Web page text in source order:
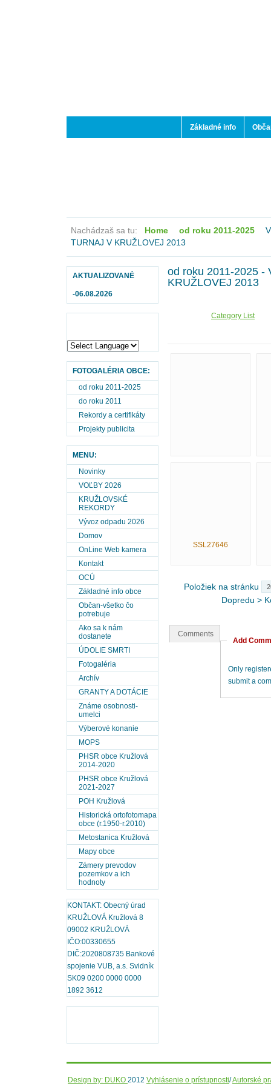
Základné info
Nachádzaš sa tu: Home od roku 2011-2025
TURNAJ V KRUŽLOVEJ 2013
AKTUALIZOVANÉ
-06.08.2026
FOTOGALÉRIA OBCE:
od roku 2011-2025
do roku 2011
Rekordy a certifikáty
Projekty publicita
MENU:
Novinky
VOĽBY 2026
KRUŽLOVSKÉ
REKORDY
Vývoz odpadu 2026
Domov
OnLine Web kamera
Kontakt
OCÚ
Základné info obce
Občan-všetko čo
potrebuje
Ako sa k nám
dostanete
ÚDOLIE SMRTI
Fotogaléria
Archív
GRANTY A DOTÁCIE
Známe osobnosti-
umelci
Výberové konanie
MOPS
PHSR obce Kružlová
2014-2020
PHSR obce Kružlová
2021-2027
POH Kružlová
Historická ortofotomapa
obce (r.1950-r.2010)
Metostanica Kružlová
Mapy obce
Zámery prevodov
pozemkov a ich
hodnoty
KONTAKT: Obecný úrad
KRUŽLOVÁ Kružlová 8
09002 KRUŽLOVÁ
IČO:00330655
DIČ:2020808735 Bankové
spojenie VUB, a.s. Svidník
SK09 0200 0000 0000
1892 3612
od roku 2011-2025 -
KRUŽLOVEJ 2013
Category List
SSL27646
Položiek na stránku
Dopredu >
Comments
Add
Only
submit a
Design by: DUKO 2012 Vyhlásenie o prístupnosti/Autorské